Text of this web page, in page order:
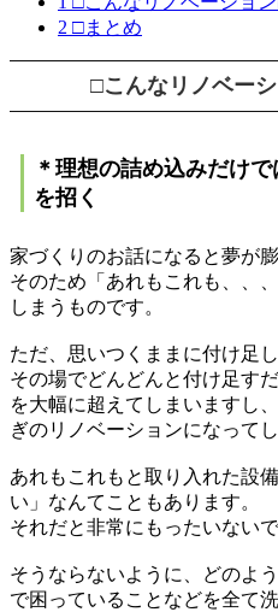
2 □まとめ
□こんなリノベー
＊理想の詰め込みだけ
を招く
家づくりのお話になると夢が
そのため「あれもこれも、、
しまうものです。
ただ、思いつくままに付け足
その場でどんどんと付け足す
を大幅に超えてしまいますし
ぎのリノベーションになってし
あれもこれもと取り入れた設
い」なんてこともあります。
それだと非常にもったいないで
そうならないように、どのよ
で困っていることなどを全て